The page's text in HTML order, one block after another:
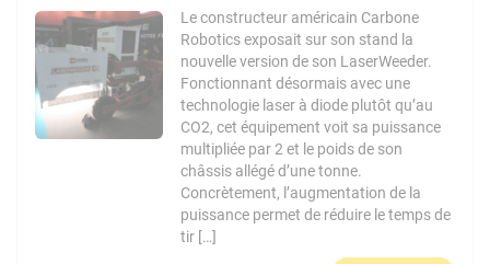
Le constructeur américain Carbone
Robotics exposait sur son stand la
nouvelle version de son LaserWeeder.
Fonctionnant désormais avec une
technologie laser à diode plutôt qu’au
CO2, cet équipement voit sa puissance
multipliée par 2 et le poids de son
châssis allégé d’une tonne.
Concrètement, l’augmentation de la
puissance permet de réduire le temps de
tir […]